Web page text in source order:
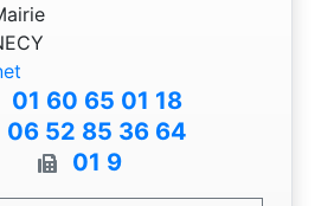
01 60 65 01 18
06 52 85 36 64
01 9